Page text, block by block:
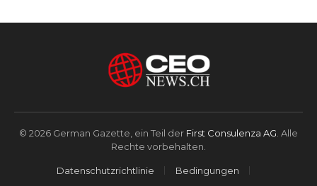
© 2026 German Gazette, ein Teil der First Consulenza AG . Alle
Rechte vorbehalten.
Datenschutzrichtlinie Bedingungen